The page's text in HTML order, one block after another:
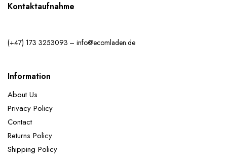
Kontaktaufnahme
(+47) 173 3253093 – info@ecomladen.de
Information
About Us
Privacy Policy
Contact
Returns Policy
Shipping Policy